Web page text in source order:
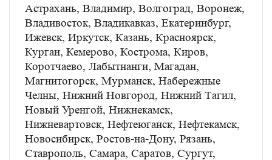
Астрахань, Владимир, Волгоград, Воронеж,
Владивосток, Владикавказ, Екатеринбург,
Ижевск, Иркутск, Казань, Красноярск,
Курган, Кемерово, Кострома, Киров,
Коротчаево, Лабытнанги, Магадан,
Магнитогорск, Мурманск, Набережные
Челны, Нижний Новгород, Нижний Тагил,
Новый Уренгой, Нижнекамск,
Нижневартовск, Нефтеюганск, Нефтекамск,
Новосибирск, Ростов-на-Дону, Рязань,
Ставрополь, Самара, Саратов, Сургут,